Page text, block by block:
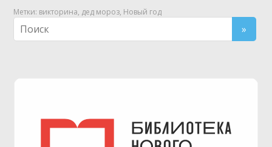
Метки: викторина, дед мороз, Новый год